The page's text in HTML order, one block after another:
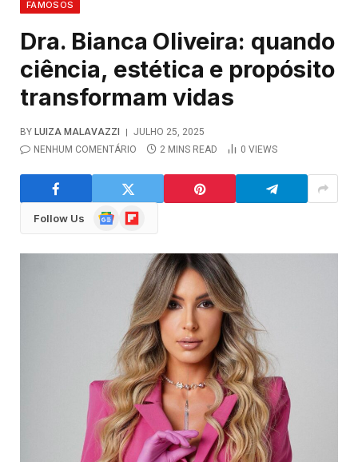
FAMOSOS
Dra. Bianca Oliveira: quando
ciência, estética e propósito
transformam vidas
BY LUIZA MALAVAZZI
JULHO 25, 2025
NENHUM COMENTÁRIO
2 MINS READ 0 VIEWS
Follow Us
GoogleFlipboard